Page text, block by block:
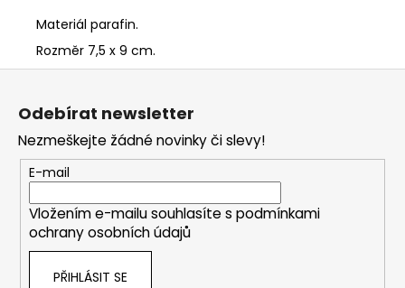
Materiál parafin.
Rozměr 7,5 x 9 cm.
Odebírat newsletter
Nezmeškejte žádné novinky či slevy!
E-mail
Vložením e-mailu souhlasíte s podmínkami
ochrany osobních údajů
PŘIHLÁSIT SE